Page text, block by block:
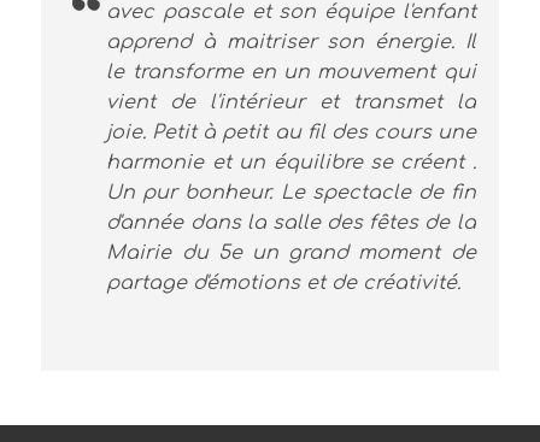
avec pascale et son équipe l'enfant
apprend à maitriser son énergie. Il
le transforme en un mouvement qui
vient de l'intérieur et transmet la
joie. Petit à petit au fil des cours une
harmonie et un équilibre se créent .
Un pur bonheur. Le spectacle de fin
d'année dans la salle des fêtes de la
Mairie du 5e un grand moment de
partage d'émotions et de créativité.